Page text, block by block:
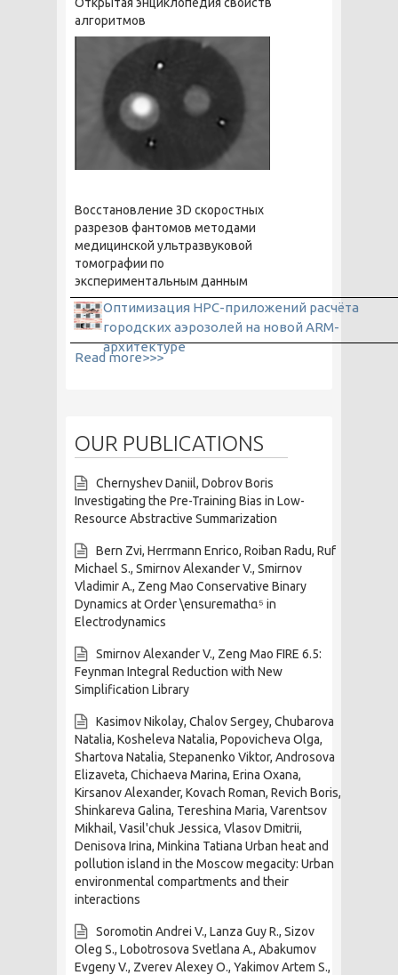
алгоритмов
Восстановление 3D скоростных
разрезов фантомов методами
медицинской ультразвуковой
томографии по
экспериментальным данным
Оптимизация HPC-приложений расчёта
городских аэрозолей на новой ARM-
архитектуре
Read more>>>
OUR PUBLICATIONS
Chernyshev Daniil, Dobrov Boris
Investigating the Pre-Training Bias in Low-
Resource Abstractive Summarization
Bern Zvi, Herrmann Enrico, Roiban Radu, Ruf
Michael S., Smirnov Alexander V., Smirnov
Vladimir A., Zeng Mao Conservative Binary
Dynamics at Order \ensuremathα⁵ in
Electrodynamics
Smirnov Alexander V., Zeng Mao FIRE 6.5:
Feynman Integral Reduction with New
Simplification Library
Kasimov Nikolay, Chalov Sergey, Chubarova
Natalia, Kosheleva Natalia, Popovicheva Olga,
Shartova Natalia, Stepanenko Viktor, Androsova
Elizaveta, Chichaeva Marina, Erina Oxana,
Kirsanov Alexander, Kovach Roman, Revich Boris,
Shinkareva Galina, Tereshina Maria, Varentsov
Mikhail, Vasil'chuk Jessica, Vlasov Dmitrii,
Denisova Irina, Minkina Tatiana Urban heat and
pollution island in the Moscow megacity: Urban
environmental compartments and their
interactions
Soromotin Andrei V., Lanza Guy R., Sizov
Oleg S., Lobotrosova Svetlana A., Abakumov
Evgeny V., Zverev Alexey O., Yakimov Artem S.,